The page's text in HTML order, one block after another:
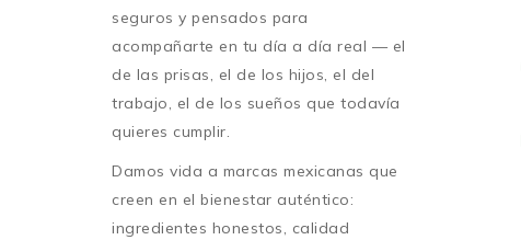
seguros y pensados para
acompañarte en tu día a día real — el
de las prisas, el de los hijos, el del
trabajo, el de los sueños que todavía
quieres cumplir.
Damos vida a marcas mexicanas que
creen en el bienestar auténtico:
ingredientes honestos, calidad